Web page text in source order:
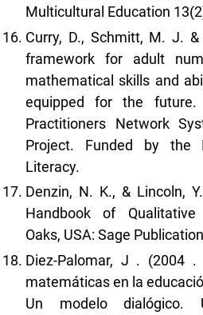
Multicultural Education
Curry, D., Schmitt, M. J.
framework for adult
mathematical skills and
equipped for the
Practitioners Network
Project. Funded by the
Literacy.
Denzin, N. K., & Lincoln,
Handbook of Qualitative
Oaks, USA: Sage
Diez-Palomar, J . (2004
matemáticas en la
Un modelo dialógico.